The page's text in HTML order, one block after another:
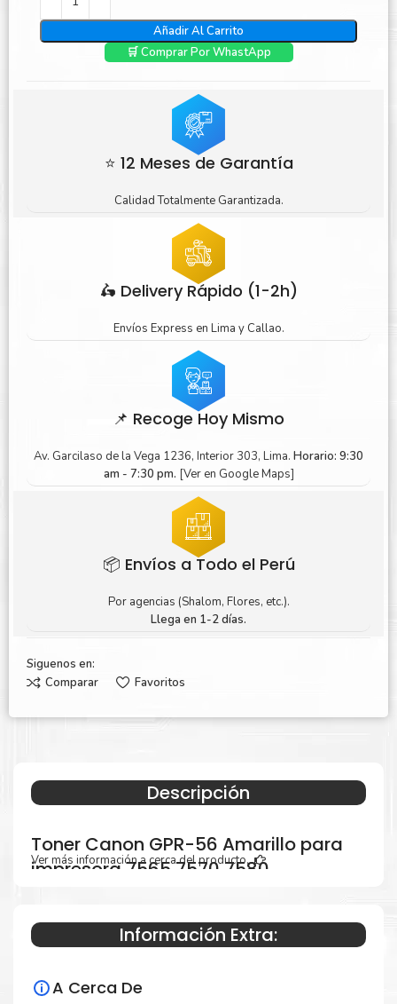
Añadir Al Carrito
🛒 Comprar Por WhastApp
⭐ 12 Meses de Garantía
Calidad Totalmente Garantizada.
🛵 Delivery Rápido (1-2h)
Envíos Express en Lima y Callao.
📌 Recoge Hoy Mismo
Av. Garcilaso de la Vega 1236, Interior 303, Lima. Horario: 9:30
am - 7:30 pm. [Ver en Google Maps]
📦 Envíos a Todo el Perú
Por agencias (Shalom, Flores, etc.).
Llega en 1-2 días.
Siguenos en:
Comparar
Favoritos
Descripción
Toner Canon GPR-56 Amarillo para
impresora 7565 7570 7580
Especificaciones Técnicas
Para impresoras:
Ver más información a cerca del producto...
Información Extra:
A Cerca De